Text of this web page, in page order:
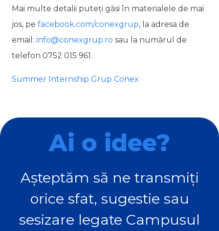
Mai multe detalii puteți găsi în materialele de mai
jos, pe facebook.com/conexgrup, la adresa de
email: info@conexgrup.ro sau la numărul de
telefon 0752 015 961.
Summer Internship Grup Conex
Ai o idee?
Așteptăm să ne transmiți
orice sfat, sugestie sau
sesizare legate Campusul